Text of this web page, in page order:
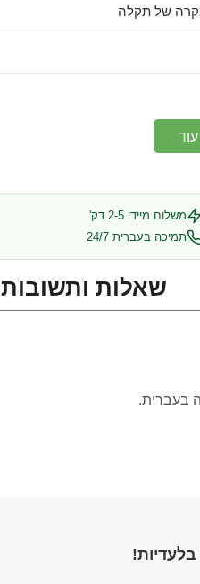
של תקלה
משלוח מיידי 2-5 דק'
תמיכה בעברית 24/7
שאלות ותשובות
בלעדיות!